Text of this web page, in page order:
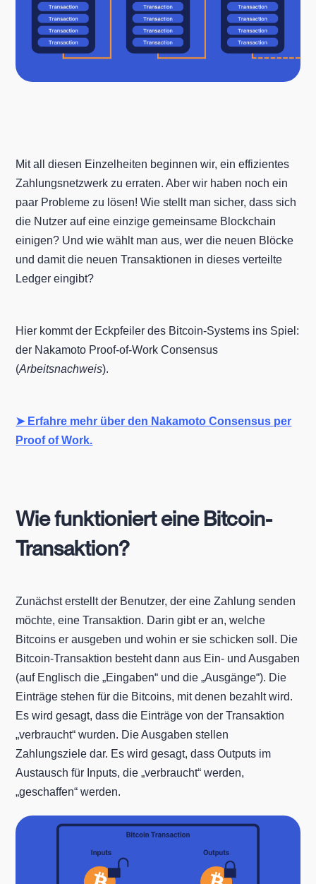
Mit all diesen Einzelheiten beginnen wir, ein effizientes
Zahlungsnetzwerk zu erraten. Aber wir haben noch ein
paar Probleme zu lösen! Wie stellt man sicher, dass sich
die Nutzer auf eine einzige gemeinsame Blockchain
einigen? Und wie wählt man aus, wer die neuen Blöcke
und damit die neuen Transaktionen in dieses verteilte
Ledger eingibt?
Hier kommt der Eckpfeiler des Bitcoin-Systems ins Spiel:
der Nakamoto Proof-of-Work Consensus
(Arbeitsnachweis).
➤ Erfahre mehr über den Nakamoto Consensus per
Proof of Work.
Wie funktioniert eine Bitcoin-
Transaktion?
Zunächst erstellt der Benutzer, der eine Zahlung senden
möchte, eine Transaktion. Darin gibt er an, welche
Bitcoins er ausgeben und wohin er sie schicken soll. Die
Bitcoin-Transaktion besteht dann aus Ein- und Ausgaben
(auf Englisch die „Eingaben“ und die „Ausgänge“). Die
Einträge stehen für die Bitcoins, mit denen bezahlt wird.
Es wird gesagt, dass die Einträge von der Transaktion
„verbraucht“ wurden. Die Ausgaben stellen
Zahlungsziele dar. Es wird gesagt, dass Outputs im
Austausch für Inputs, die „verbraucht“ werden,
„geschaffen“ werden.